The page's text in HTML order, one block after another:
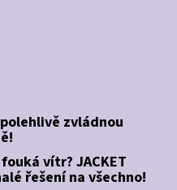
zvládnou
vítr? JACKET
řešení na všechno!